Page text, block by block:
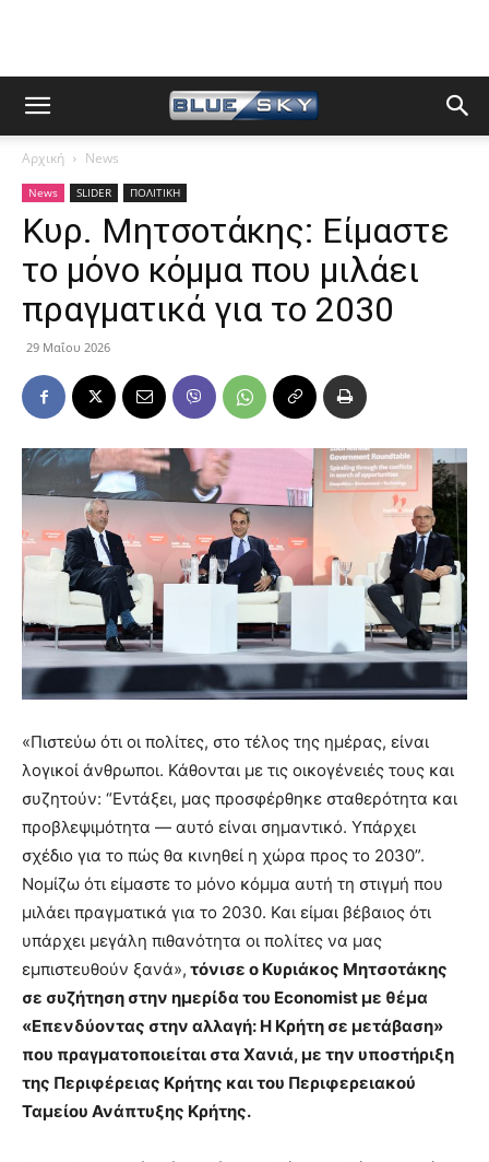
Αρχική News
News SLIDER ΠΟΛΙΤΙΚΗ
Κυρ. Μητσοτάκης: Είμαστε
το μόνο κόμμα που μιλάει
πραγματικά για το 2030
29 Μαΐου 2026
«Πιστεύω ότι οι πολίτες, στο τέλος της ημέρας, είναι
λογικοί άνθρωποι. Κάθονται με τις οικογένειές τους και
συζητούν: “Εντάξει, μας προσφέρθηκε σταθερότητα και
προβλεψιμότητα — αυτό είναι σημαντικό. Υπάρχει
σχέδιο για το πώς θα κινηθεί η χώρα προς το 2030”.
Νομίζω ότι είμαστε το μόνο κόμμα αυτή τη στιγμή που
μιλάει πραγματικά για το 2030. Και είμαι βέβαιος ότι
υπάρχει μεγάλη πιθανότητα οι πολίτες να μας
εμπιστευθούν ξανά», τόνισε ο Κυριάκος Μητσοτάκης
σε συζήτηση στην ημερίδα του Economist με θέμα
«Επενδύοντας στην αλλαγή: Η Κρήτη σε μετάβαση»
που πραγματοποιείται στα Χανιά, με την υποστήριξη
της Περιφέρειας Κρήτης και του Περιφερειακού
Ταμείου Ανάπτυξης Κρήτης.